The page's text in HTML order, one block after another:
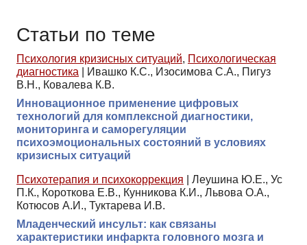
Статьи по теме
Психология кризисных ситуаций, Психологическая
диагностика
Ивашко К.С., Изосимова С.А., Пигуз
В.Н., Ковалева К.В.
Инновационное применение цифровых
технологий для комплексной диагностики,
мониторинга и саморегуляции
психоэмоциональных состояний в условиях
кризисных ситуаций
Психотерапия и психокоррекция
Леушина Ю.Е., Ус
П.К., Короткова Е.В., Кунникова К.И., Львова О.А.,
Котюсов А.И., Туктарева И.В.
Младенческий инсульт: как связаны
характеристики инфаркта головного мозга и